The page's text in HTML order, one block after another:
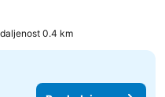
0.4 km